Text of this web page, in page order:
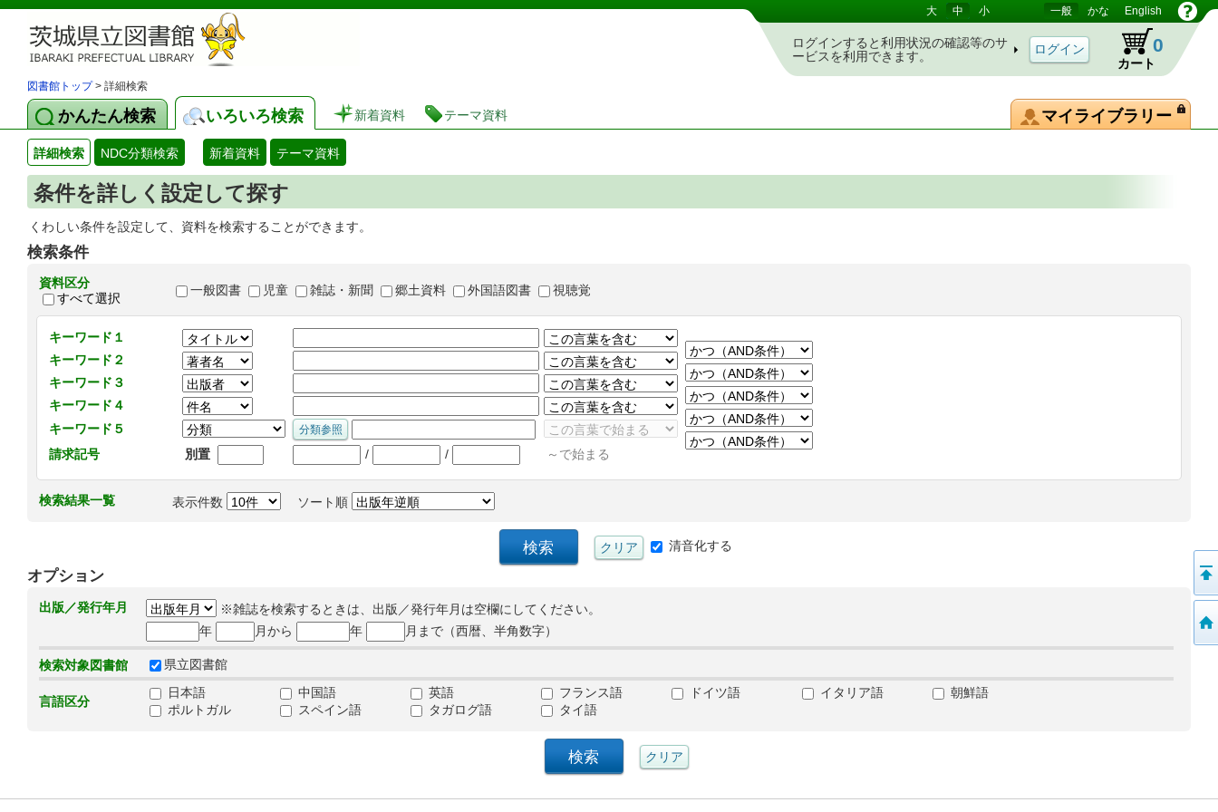
茨城県立図書館 蔵書検索・予約システム 大 中 小 一般 かな English
ログインすると利用状況の確認等のサ
ービスを利用できます。
カート
0
図書館トップ> 詳細検索
かんたん検索 いろいろ検索 新着資料 テーマ資料 マイライブラリー
詳細検索 NDC分類検索 新着資料 テーマ資料
条件を詳しく設定して探す
くわしい条件を設定して、資料を検索することができます。
検索条件
資料区分
すべて選択
一般図書 児童 雑誌・新聞 郷土資料 外国語図書 視聴覚
キーワード１
キーワード２
キーワード３
キーワード４
キーワード５
請求記号
別置 / / ～で始まる
検索結果一覧 表示件数 ソート順
清音化する
オプション
出版／発行年月
※雑誌を検索するときは、出版／発行年月は空欄にしてください。
年
月から 年 月まで（西暦、半角数字）
検索対象図書館 県立図書館
言語区分
日本語 中国語 英語 フランス語 ドイツ語 イタリア語
朝鮮語
ポルトガル
スペイン語 タガログ語 タイ語